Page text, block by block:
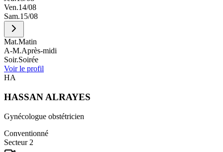
Ven.14/08
Sam.15/08
Mat.Matin
A-M.Après-midi
Soir.Soirée
Voir le profil
HA
HASSAN ALRAYES
Gynécologue obstétricien
Conventionné
Secteur 2